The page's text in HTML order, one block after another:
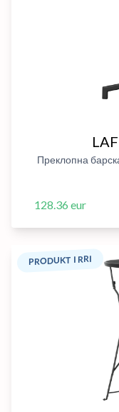
Преклопна
128.36 eur
PRODUKT I RRI